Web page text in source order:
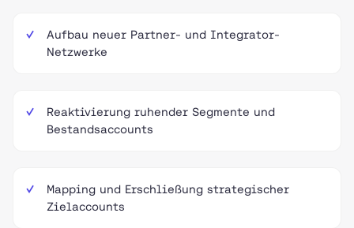
Aufbau neuer Partner- und Integrator-
Netzwerke
Reaktivierung ruhender Segmente und
Bestandsaccounts
Mapping und Erschließung strategischer
Zielaccounts